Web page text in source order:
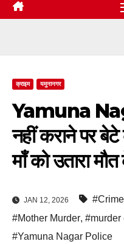
क्राइम यमुनानगर
Yamuna
नहीं कराने पर
माँ को उतारा
JAN 12, 2026 #Crime
#Mother Murder, #murder
#Yamuna Nagar Police